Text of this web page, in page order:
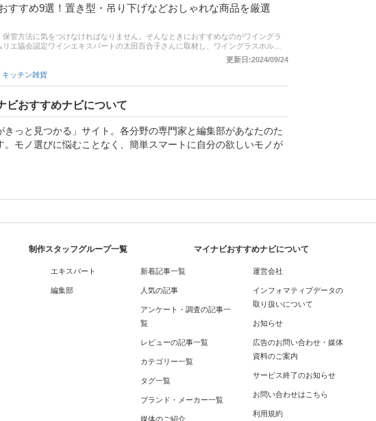
すすめ9選！置き型・吊り下げなどおしゃれな商品を厳選
管方法に気をつけなければなりません。そんなときにおすすめなのがワイングラ
エ協会認定ワインエキスパートの太田百合子さんに取材し、ワイングラスホルダ
ます。賃貸でも使える卓上の置き型や壁に付ける吊り下げ型など、おしゃれな商
ランキングや口コミのリンクもあるので、ぜひチェックしてみてくださいね。あ
。
更新日:2024/09/24
キッチン雑貨
ビおすすめナビについて
っと見つかる」サイト。各分野の専門家と編集部があなたのた
モノ選びに悩むことなく、簡単スマートに自分の欲しいモノが
制作スタッフグループ一覧
エキスパート
編集部
マイナビおすすめナビについて
新着記事一覧
人気の記事
アンケート・調査の記事一
覧
レビューの記事一覧
カテゴリー一覧
タグ一覧
ブランド・メーカー一覧
媒体のご紹介
運営会社
インフォマティブデータの
取り扱いについて
お知らせ
広告のお問い合わせ・媒体
資料のご案内
サービス終了のお知らせ
お問い合わせはこちら
利用規約